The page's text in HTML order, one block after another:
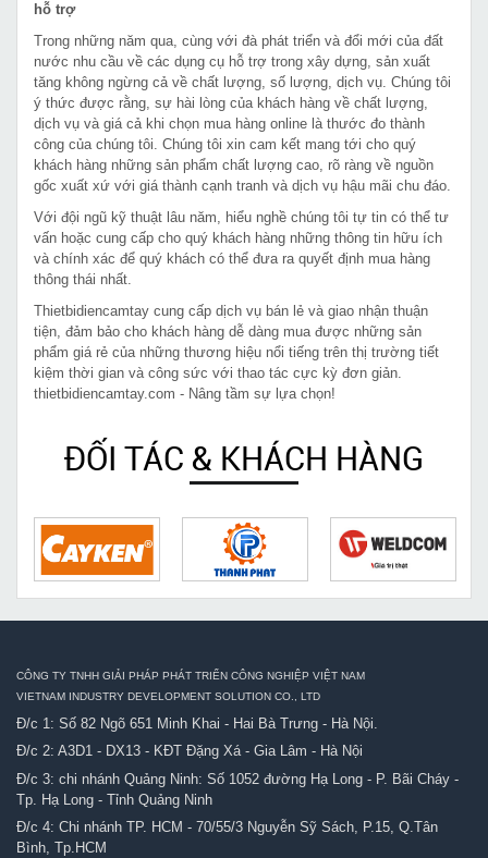
hỗ trợ
Trong những năm qua, cùng với đà phát triển và đổi mới của đất
nước nhu cầu về các dụng cụ hỗ trợ trong xây dựng, sản xuất
tăng không ngừng cả về chất lượng, số lượng, dịch vụ. Chúng tôi
ý thức được rằng, sự hài lòng của khách hàng về chất lượng,
dịch vụ và giá cả khi chọn mua hàng online là thước đo thành
công của chúng tôi. Chúng tôi xin cam kết mang tới cho quý
khách hàng những sản phẩm chất lượng cao, rõ ràng về nguồn
gốc xuất xứ với giá thành cạnh tranh và dịch vụ hậu mãi chu đáo.
Với đội ngũ kỹ thuật lâu năm, hiểu nghề chúng tôi tự tin có thể tư
vấn hoặc cung cấp cho quý khách hàng những thông tin hữu ích
và chính xác để quý khách có thể đưa ra quyết định mua hàng
thông thái nhất.
Thietbidiencamtay cung cấp dịch vụ bán lẻ và giao nhận thuận
tiện, đảm bảo cho khách hàng dễ dàng mua được những sản
phẩm giá rẻ của những thương hiệu nổi tiếng trên thị trường tiết
kiệm thời gian và công sức với thao tác cực kỳ đơn giản.
thietbidiencamtay.com - Nâng tầm sự lựa chọn!
ĐỐI TÁC & KHÁCH HÀNG
CÔNG TY TNHH GIẢI PHÁP PHÁT TRIỂN CÔNG NGHIỆP VIỆT NAM
VIETNAM INDUSTRY DEVELOPMENT SOLUTION CO., LTD
Đ/c 1: Số 82 Ngõ 651 Minh Khai - Hai Bà Trưng - Hà Nội.
Đ/c 2: A3D1 - DX13 - KĐT Đặng Xá - Gia Lâm - Hà Nội
Đ/c 3: chi nhánh Quảng Ninh: Số 1052 đường Hạ Long - P. Bãi Cháy -
Tp. Hạ Long - Tỉnh Quảng Ninh
Đ/c 4: Chi nhánh TP. HCM - 70/55/3 Nguyễn Sỹ Sách, P.15, Q.Tân
Bình, Tp.HCM